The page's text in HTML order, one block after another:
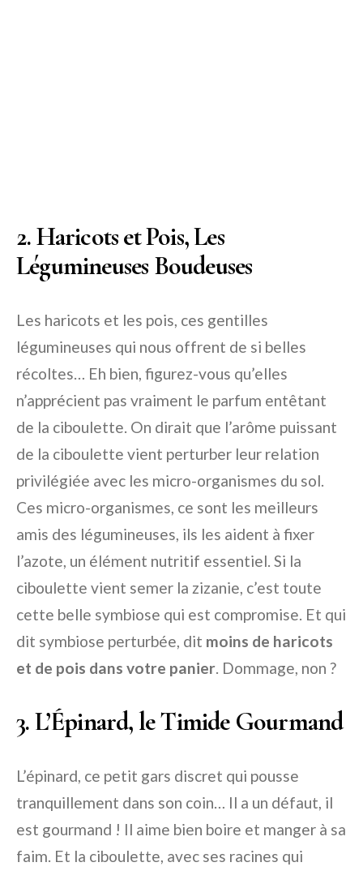
2. Haricots et Pois, Les
Légumineuses Boudeuses
Les haricots et les pois, ces gentilles
légumineuses qui nous offrent de si belles
récoltes… Eh bien, figurez-vous qu’elles
n’apprécient pas vraiment le parfum entêtant
de la ciboulette. On dirait que l’arôme puissant
de la ciboulette vient perturber leur relation
privilégiée avec les micro-organismes du sol.
Ces micro-organismes, ce sont les meilleurs
amis des légumineuses, ils les aident à fixer
l’azote, un élément nutritif essentiel. Si la
ciboulette vient semer la zizanie, c’est toute
cette belle symbiose qui est compromise. Et qui
dit symbiose perturbée, dit moins de haricots
et de pois dans votre panier. Dommage, non ?
3. L’Épinard, le Timide Gourmand
L’épinard, ce petit gars discret qui pousse
tranquillement dans son coin… Il a un défaut, il
est gourmand ! Il aime bien boire et manger à sa
faim. Et la ciboulette, avec ses racines qui